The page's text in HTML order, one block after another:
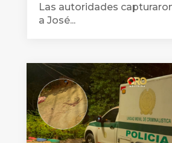
Las autoridades
a José...